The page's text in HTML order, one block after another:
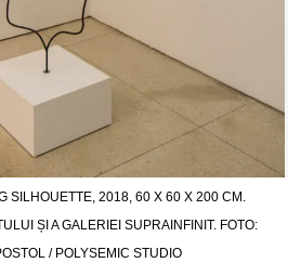
SILHOUETTE, 2018, 60 X 60 X 200 CM.
ȘI A GALERIEI SUPRAINFINIT. FOTO:
/ POLYSEMIC STUDIO